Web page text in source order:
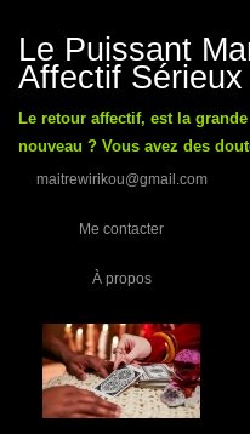
Le Puissant
Affectif
Le retour affectif, est la
nouveau ? Vous avez des
maitrewirikou@gmail.com
Me contacter
À propos